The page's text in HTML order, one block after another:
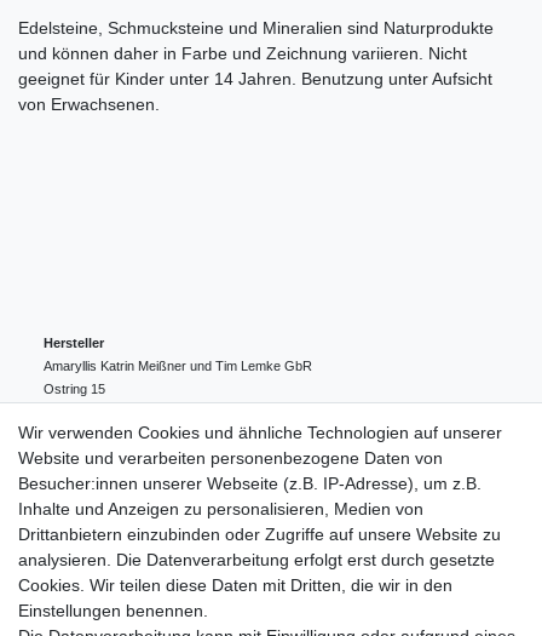
Edelsteine, Schmucksteine und Mineralien sind Naturprodukte
und können daher in Farbe und Zeichnung variieren. Nicht
geeignet für Kinder unter 14 Jahren. Benutzung unter Aufsicht
von Erwachsenen.
Hersteller
Amaryllis Katrin Meißner und Tim Lemke GbR
Ostring 15
004943548099856
amaryllis-eckernfoerde@t-online.de
EU-Verantwortlicher
Amaryllis Katrin Meißner und Tim Lemke GbR
Ostring
15
004943548099856
amaryllis-eckernfoerde@t-online.de
Wir verwenden Cookies und ähnliche Technologien auf unserer
Website und verarbeiten personenbezogene Daten von
Besucher:innen unserer Webseite (z.B. IP-Adresse), um z.B.
Inhalte und Anzeigen zu personalisieren, Medien von
Drittanbietern einzubinden oder Zugriffe auf unsere Website zu
analysieren. Die Datenverarbeitung erfolgt erst durch gesetzte
Cookies. Wir teilen diese Daten mit Dritten, die wir in den
Einstellungen benennen.